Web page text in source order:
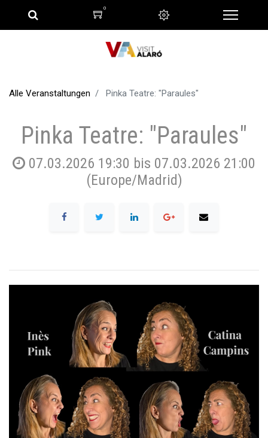
0
Alle Veranstaltungen Pinka Teatre: "Paraules"
Pinka Teatre: "Paraules"
07.03.2026 19:30 bis 07.03.2026 21:00
(Europe/Madrid)